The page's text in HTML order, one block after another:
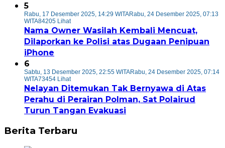
5
Rabu, 17 Desember 2025, 14:29 WITARabu, 24 Desember 2025, 07:13
WITA84205 Lihat
Nama Owner Wasilah Kembali Mencuat,
Dilaporkan ke Polisi atas Dugaan Penipuan
iPhone
6
Sabtu, 13 Desember 2025, 22:55 WITARabu, 24 Desember 2025, 07:14
WITA73454 Lihat
Nelayan Ditemukan Tak Bernyawa di Atas
Perahu di Perairan Polman, Sat Polairud
Turun Tangan Evakuasi
Berita Terbaru